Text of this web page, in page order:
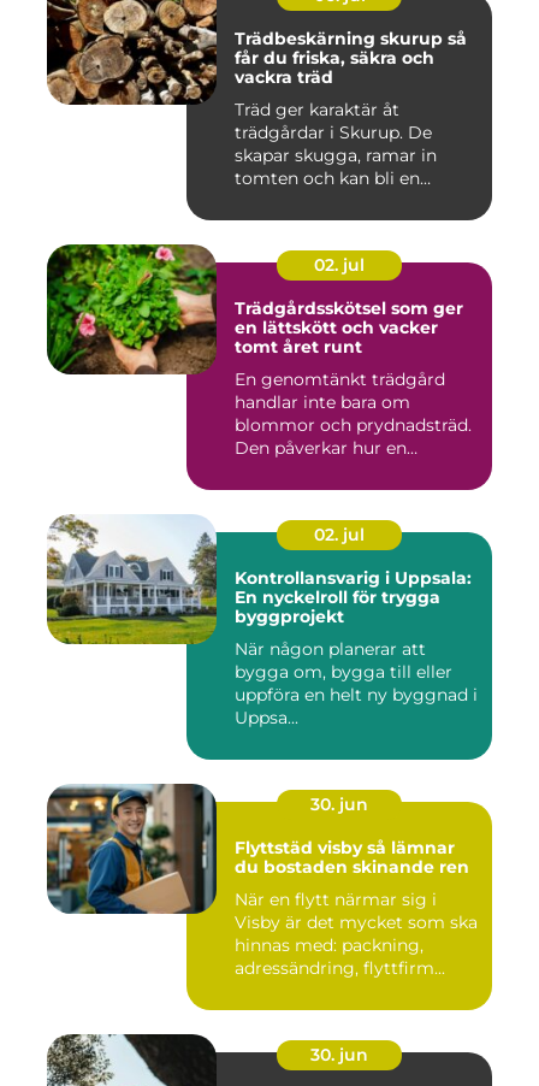
Trädbeskärning skurup så
får du friska, säkra och
vackra träd
Träd ger karaktär åt
trädgårdar i Skurup. De
skapar skugga, ramar in
tomten och kan bli en
02. jul
Trädgårdsskötsel som ger
en lättskött och vacker
tomt året runt
En genomtänkt trädgård
handlar inte bara om
blommor och prydnadsträd.
Den påverkar hur en
02. jul
Kontrollansvarig i Uppsala:
En nyckelroll för trygga
byggprojekt
När någon planerar att
bygga om, bygga till eller
uppföra en helt ny byggnad i
Uppsa...
30. jun
Flyttstäd visby så lämnar
du bostaden skinande ren
När en flytt närmar sig i
Visby är det mycket som ska
hinnas med: packning,
adressändring, flyttfirm...
30. jun